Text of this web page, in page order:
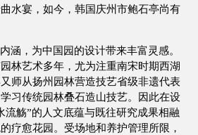
水宴，如今，韩国庆州市鲍石亭尚有
涵，为中国园的设计带来丰富灵感。
林艺术多年，尤为注重南宋时期西湖
师从扬州园林营造技艺省级非遗代表
习传统园林叠石造山技艺。因此在设
流觞”的人文底蕴与既往研究成果相融
疗愈花园。受场地和养护管理所限，